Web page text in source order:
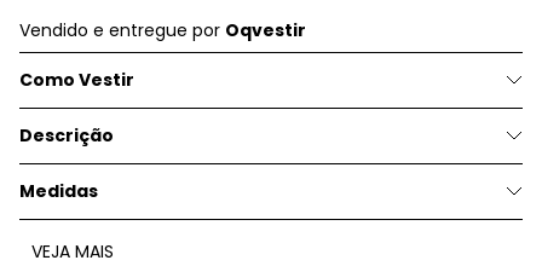
Vendido e entregue por Oqvestir
Como Vestir
Descrição
Medidas
VEJA MAIS